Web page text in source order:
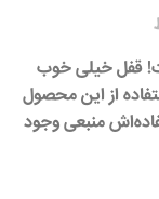
قفل خیلی خوب
از این محصول
منبعی وجود